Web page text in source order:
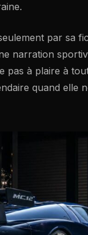
par sa
narration
pas à plaire à
quand elle